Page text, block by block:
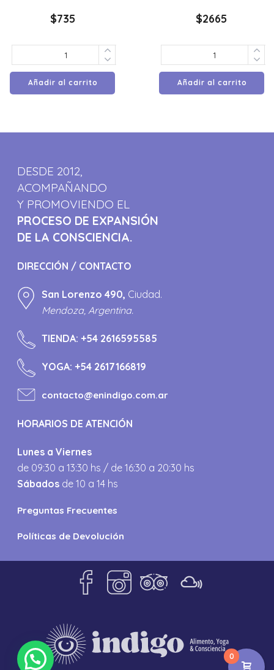
$735
Añadir al carrito
$2665
Añadir al carrito
DESDE 2012,
ACOMPAÑANDO
Y PROMOVIENDO EL
PROCESO DE EXPANSIÓN
DE LA CONSCIENCIA.
DIRECCIÓN / CONTACTO
San Lorenzo 490, Ciudad.
Mendoza, Argentina.
TIENDA:+54 2616595585
YOGA:+54 2617166819
contacto@enindigo.com.ar
HORARIOS DE ATENCIÓN
Lunes a Viernes
de 09:30 a 13:30 hs / de 16:30 a 20:30 hs
Sábados de 10 a 14 hs
Preguntas Frecuentes
Políticas de Devolución
0